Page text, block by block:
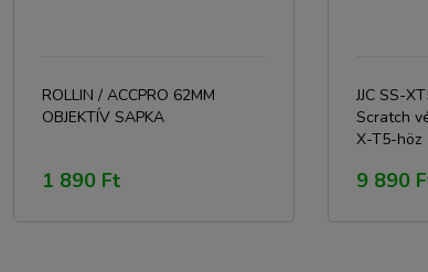
ROLLIN / ACCPRO 62MM
OBJEKTÍV SAPKA
1 890 Ft
JJC SS-
Scratch
X-T5-höz
9 890